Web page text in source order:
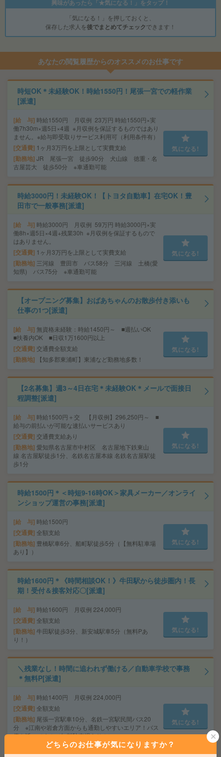
興味があったら「★気になる！」をタップ！
「気になる！」を押しておくと、
保存した求人を後でまとめてチェックできます！
あなたの閲覧履歴からのオススメのお仕事です
時短OK＊未経験OK！時給1550円！尾張一宮での軽作業
[派遣]
給 与 時給1550円 月収例 23万円 時給1550円×実
働7h30m×週5日×4週 ※月収例を保証するものではあり
ません。※給与即受取りサービス利用可（利用条件有）
交通費 1ヶ月3万円を上限として実費支給
勤務地 JR 尾張一宮 徒歩90分 犬山線 徳重・名
古屋芸大 徒歩50分 ※車通勤可能
気になる!
時給3000円！未経験OK！【トヨタ自動車】在宅OK！豊
田市で一般事務[派遣]
給 与 時給3000円 月収例 59万円 時給3000円×実
働8h×週5日×4週+残業30h ※月収例を保証するもので
はありません。
交通費 1ヶ月3万円を上限として実費支給
勤務地 三河線 豊田市 バス58分 三河線 土橋(愛
知県) バス75分 ※車通勤可能
気になる!
【オープニング募集】おばあちゃんのお散歩付き添いも
仕事の1つ[派遣]
給 与 無資格未経験：時給1450円～ ■週払いOK
■扶養内OK ■日収1万1600円以上
交通費 交通費全額支給
勤務地 【知多郡東浦町】東浦など勤務地多数！
気になる!
【2名募集】週3～4日在宅＊未経験OK＊メールで面接日
程調整[派遣]
給 与 時給1500円＋交 【月収例】296,250円～ ■
給与の前払いが可能な速払いサービスあり
交通費 交通費支給あり
勤務地 愛知県名古屋市中村区 名古屋地下鉄東山
線 名古屋駅徒歩1分、名鉄名古屋本線 名鉄名古屋駅徒
歩1分
気になる!
時給1500円＊＜時短9-16時OK＞家具メーカー／オンライ
ンショップ運営の事務[派遣]
給 与 時給1500円
交通費 全額支給
勤務地 豊橋駅車6分、船町駅徒歩5分（【無料駐車場
あり】）
気になる!
時給1600円＊《時間相談OK！》牛田駅から徒歩圏内！長
期！受付＆接客対応〇[派遣]
給 与 時給1600円 月収例 224,000円
交通費 全額支給
勤務地 牛田駅徒歩3分、新安城駅車5分（無料Pあ
り！）
気になる!
＼残業なし！時間に追われず働ける／自動車学校で事務
＊無料P[派遣]
給 与 時給1400円 月収例 224,000円
交通費 全額支給
勤務地 尾張一宮駅車10分、名鉄一宮駅民間バス20
分 ※江南や岩倉方面からも通勤しやすいエリア！バス
停も近いです！（無料駐車場あり！）
気になる!
どちらのお仕事が気になりますか？